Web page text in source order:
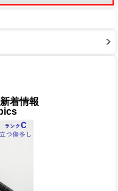
着情報